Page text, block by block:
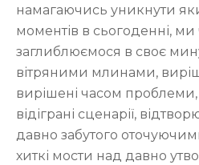
намагаючись уникнути
моментів в сьогоденні, ми
заглиблюємося в своє
вітряними млинами,
вирішені часом
відіграні сценарії,
давно забутого
хиткі мости над давно